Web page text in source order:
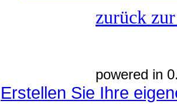
zurück
powered in
Erstellen Sie Ihre